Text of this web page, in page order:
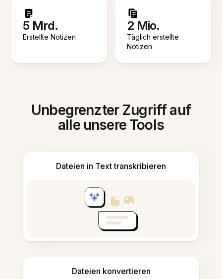
5 Mrd.
Erstellte Notizen
2 Mio.
Täglich erstellte
Notizen
Unbegrenzter Zugriff auf
alle unsere Tools
Dateien in Text transkribieren
Dateien konvertieren